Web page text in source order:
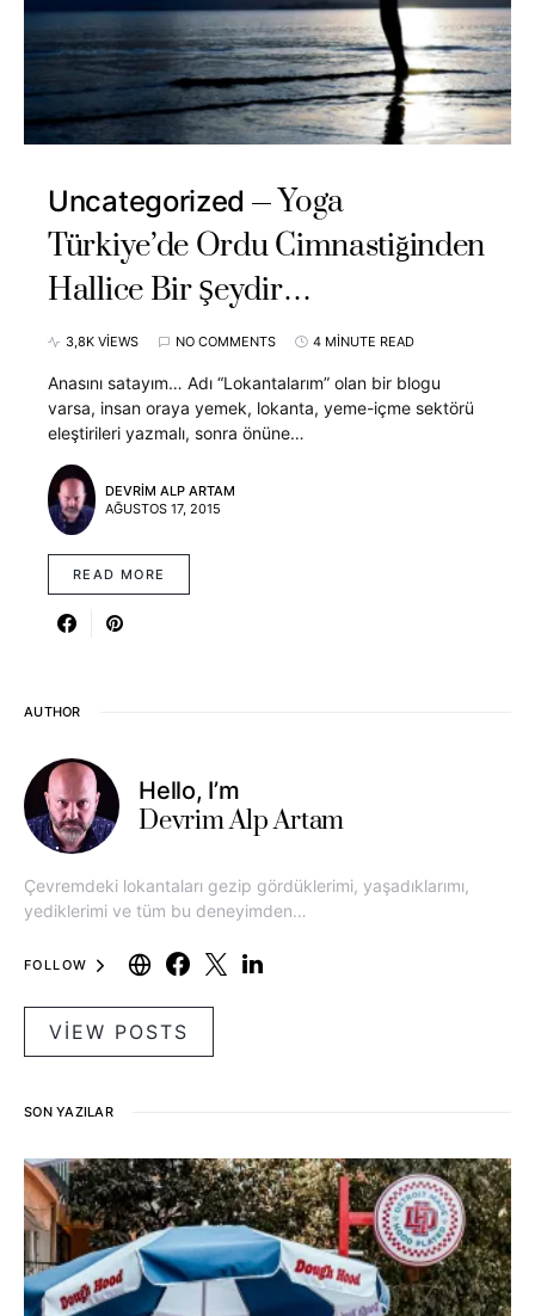
Uncategorized
Yoga
Türkiye’de Ordu Cimnastiğinden
Hallice Bir Şeydir…
3,8K VIEWS NO COMMENTS 4 MINUTE READ
Anasını satayım… Adı “Lokantalarım” olan bir blogu
varsa, insan oraya yemek, lokanta, yeme-içme sektörü
eleştirileri yazmalı, sonra önüne…
DEVRIM ALP ARTAM
AĞUSTOS 17, 2015
READ MORE
AUTHOR
Hello, I’m
Devrim Alp Artam
Çevremdeki lokantaları gezip gördüklerimi, yaşadıklarımı,
yediklerimi ve tüm bu deneyimden…
FOLLOW
VIEW POSTS
SON YAZILAR